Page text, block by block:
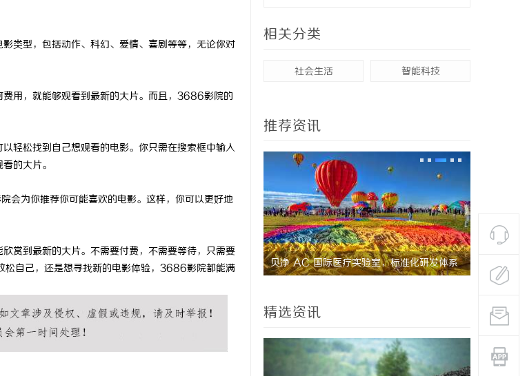
类型，包括动作、科幻、爱情、喜剧等等，无论你对
用，就能够观看到最新的大片。而且，3686影院的
轻松找到自己想观看的电影。你只需在搜索框中输入
的大片。
为你推荐你可能喜欢的电影。这样，你可以更好地
赏到最新的大片。不需要付费，不需要等待，只需要
松自己，还是想寻找新的电影体验，3686影院都能满
相关分类
社会生活 智能科技
推荐资讯
性能 高精度激光切割机：新时代工业制造的革命者 贝净 AC 国际医疗实验室，标准化研发体系 武汉配眼
精选资讯